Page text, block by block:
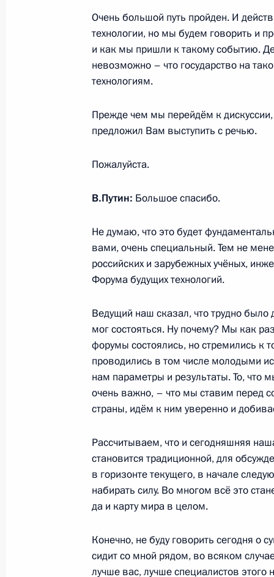
Указ о присуждении
и технологий 2022 года
Дмитрием Артюховым
25 апреля 2023 года, 13:30
Перечень поручений по итогам
и образованию
20 апреля 2023 года, 20:30
Перечень поручений по итогам
6 апреля 2023 года, 18:00
Встреча с военнослужащими
Очень большой путь пройден. И
технологии, но мы будем говорить и
и как мы пришли к такому событию.
невозможно – что государство на
технологиям.
Прежде чем мы перейдём к
предложил Вам выступить с речью.
Пожалуйста.
В.Путин: Большое спасибо.
Не думаю, что это будет
вами, очень специальный. Тем не
российских и зарубежных учёных,
Форума будущих технологий.
Ведущий наш сказал, что трудно было
мог состояться. Ну почему? Мы как
форумы состоялись, но стремились к
проводились в том числе молодыми
нам параметры и результаты. То, что
очень важно, – что мы ставим перед
страны, идём к ним уверенно и
Рассчитываем, что и сегодняшняя
становится традиционной, для
в горизонте текущего, в начале
набирать силу. Во многом всё это
да и карту мира в целом.
Конечно, не буду говорить сегодня о
сидит со мной рядом, во всяком
лучше вас, лучше специалистов